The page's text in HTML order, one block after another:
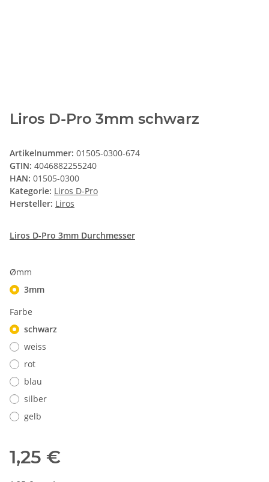
Liros D-Pro 3mm schwarz
Artikelnummer: 01505-0300-674
GTIN: 4046882255240
HAN: 01505-0300
Kategorie: Liros D-Pro
Hersteller: Liros
Liros D-Pro 3mm Durchmesser
Ømm
3mm
Farbe
schwarz
weiss
rot
blau
silber
gelb
1,25 €